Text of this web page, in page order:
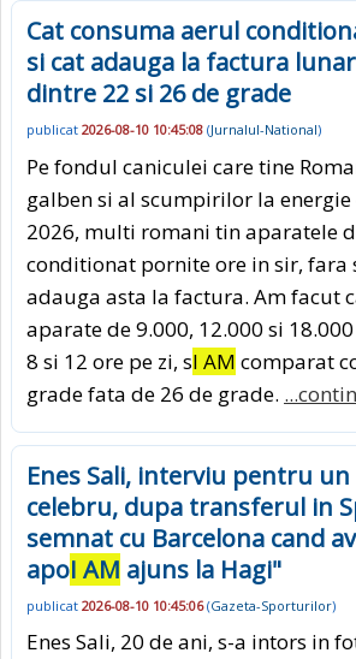
Cat consuma aerul
si cat adauga la factura
dintre 22 si 26 de grade
publicat 2026-08-10 10:45:08 (Jurnalul-National)
Pe fondul caniculei care tine
galben si al scumpirilor la
2026, multi romani tin aparatele
conditionat pornite ore in sir, fara
adauga asta la factura. Am facut
aparate de 9.000, 12.000 si
8 si 12 ore pe zi, sI AM comparat
grade fata de 26 de grade.
Enes Sali, interviu pentru
celebru, dupa transferul in
semnat cu Barcelona cand
apoI AM ajuns la Hagi"
publicat 2026-08-10 10:45:06(Gazeta-Sporturilor)
Enes Sali, 20 de ani, s-a intors in